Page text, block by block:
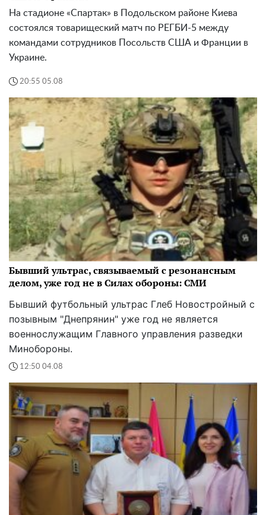
На стадионе «Спартак» в Подольском районе Киева
состоялся товарищеский матч по РЕГБИ-5 между
командами сотрудников Посольств США и Франции в
Украине.
20:55 05.08
Бывший ультрас, связываемый с резонансным
делом, уже год не в Силах обороны: СМИ
Бывший футбольный ультрас Глеб Новостройный с
позывным "Днепрянин" уже год не является
военнослужащим Главного управления разведки
Минобороны.
12:50 04.08